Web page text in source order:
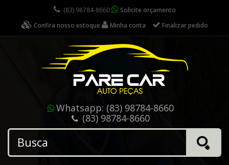
(83) 98784-8660
Solicite orçamento
Confira nosso estoque
Minha conta Finalizar pedido
Whatsapp: (83) 98784-8660
(83) 98784-8660